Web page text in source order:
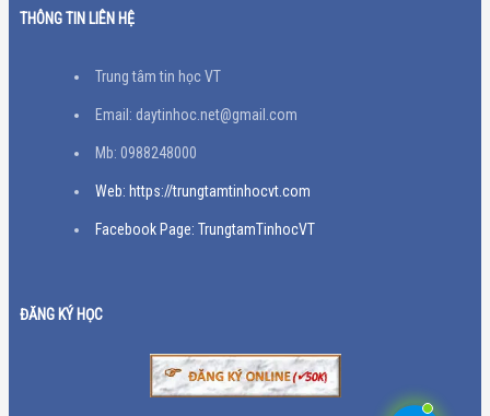
THÔNG TIN LIÊN HỆ
Trung tâm tin học VT
Email: daytinhoc.net@gmail.com
Mb: 0988248000
Web: https://trungtamtinhocvt.com
Facebook Page: TrungtamTinhocVT
ĐĂNG KÝ HỌC